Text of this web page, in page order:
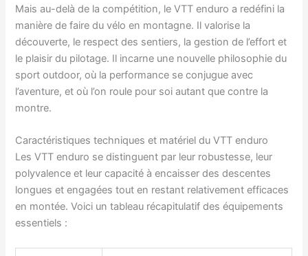
Mais au-delà de la compétition, le VTT enduro a redéfini la
manière de faire du vélo en montagne. Il valorise la
découverte, le respect des sentiers, la gestion de l’effort et
le plaisir du pilotage. Il incarne une nouvelle philosophie du
sport outdoor, où la performance se conjugue avec
l’aventure, et où l’on roule pour soi autant que contre la
montre.
Caractéristiques techniques et matériel du VTT enduro
Les VTT enduro se distinguent par leur robustesse, leur
polyvalence et leur capacité à encaisser des descentes
longues et engagées tout en restant relativement efficaces
en montée. Voici un tableau récapitulatif des équipements
essentiels :